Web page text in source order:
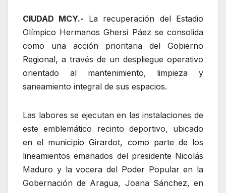
CIUDAD MCY.- La recuperación del Estadio
Olímpico Hermanos Ghersi Páez se consolida
como una acción prioritaria del Gobierno
Regional, a través de un despliegue operativo
orientado al mantenimiento, limpieza y
saneamiento integral de sus espacios.
Las labores se ejecutan en las instalaciones de
este emblemático recinto deportivo, ubicado
en el municipio Girardot, como parte de los
lineamientos emanados del presidente Nicolás
Maduro y la vocera del Poder Popular en la
Gobernación de Aragua, Joana Sánchez, en